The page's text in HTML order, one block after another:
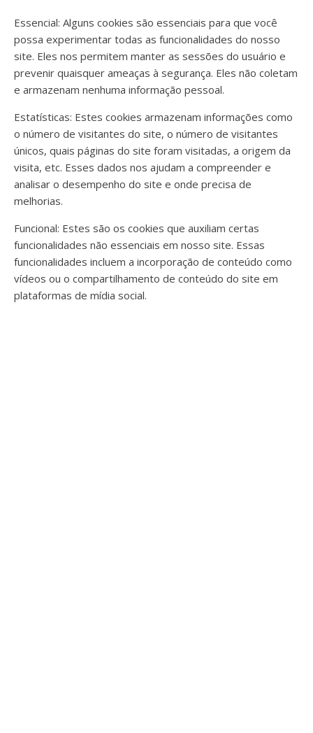
Essencial: Alguns cookies são essenciais para que você
possa experimentar todas as funcionalidades do nosso
site. Eles nos permitem manter as sessões do usuário e
prevenir quaisquer ameaças à segurança. Eles não coletam
e armazenam nenhuma informação pessoal.
Estatísticas: Estes cookies armazenam informações como
o número de visitantes do site, o número de visitantes
únicos, quais páginas do site foram visitadas, a origem da
visita, etc. Esses dados nos ajudam a compreender e
analisar o desempenho do site e onde precisa de
melhorias.
Funcional: Estes são os cookies que auxiliam certas
funcionalidades não essenciais em nosso site. Essas
funcionalidades incluem a incorporação de conteúdo como
vídeos ou o compartilhamento de conteúdo do site em
plataformas de mídia social.